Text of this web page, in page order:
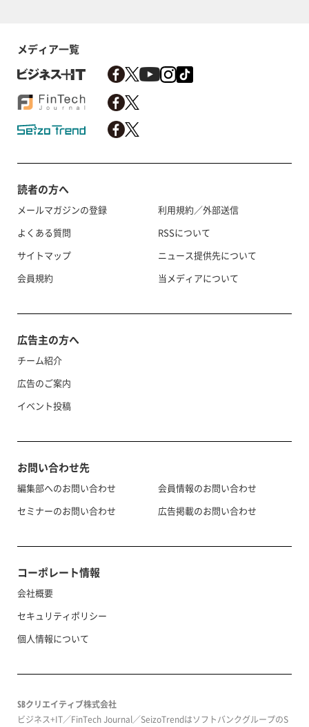
メディア一覧
読者の方へ
メールマガジンの登録
よくある質問
サイトマップ
会員規約
利用規約／外部送信
RSSについて
ニュース提供先について
当メディアについて
広告主の方へ
チーム紹介
広告のご案内
イベント投稿
お問い合わせ先
編集部へのお問い合わせ
セミナーのお問い合わせ
会員情報のお問い合わせ
広告掲載のお問い合わせ
コーポレート情報
会社概要
セキュリティポリシー
個人情報について
SBクリエイティブ株式会社
ビジネス+IT／FinTech Journal／SeizoTrendはソフトバンクグループのS